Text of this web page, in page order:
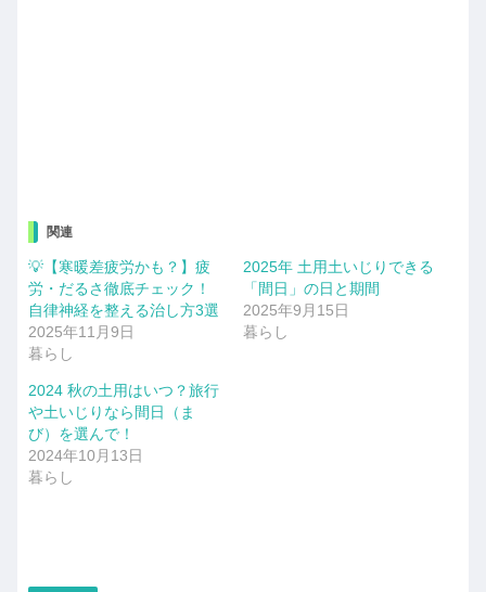
関連
💡【寒暖差疲労かも？】疲
労・だるさ徹底チェック！
自律神経を整える治し方3選
2025年11月9日
暮らし
2025年 土用土いじりできる
「間日」の日と期間
2025年9月15日
暮らし
2024 秋の土用はいつ？旅行
や土いじりなら間日（ま
び）を選んで！
2024年10月13日
暮らし